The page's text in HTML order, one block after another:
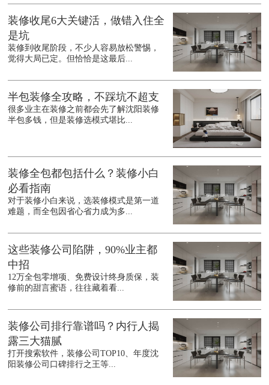
装修收尾6大关键活，做错入住全
是坑
装修到收尾阶段，不少人容易放松警惕，
觉得大局已定。但恰恰是这最后...
半包装修全攻略，不踩坑不超支
很多业主在装修之前都会先了解沈阳装修
半包多钱，但是装修选模式堪比...
装修全包都包括什么？装修小白
必看指南
对于装修小白来说，选装修模式是第一道
难题，而全包因省心省力成为多...
这些装修公司陷阱，90%业主都
中招
12万全包零增项、免费设计终身质保，装
修前的甜言蜜语，往往藏着看...
装修公司排行靠谱吗？内行人揭
露三大猫腻
打开搜索软件，装修公司TOP10、年度沈
阳装修公司口碑排行之王等...